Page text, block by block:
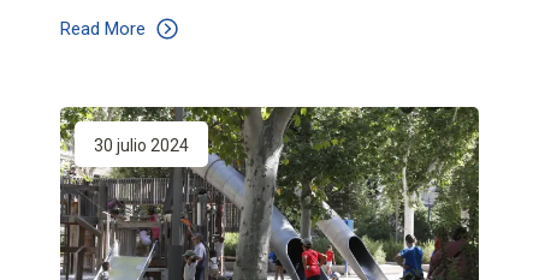
Read More
30 julio 2024